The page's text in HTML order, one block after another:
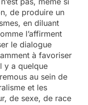
de produire un
en diluant
l’affirment
le dialogue
à favoriser
y a quelque
au sein de
et les
de sexe, de race